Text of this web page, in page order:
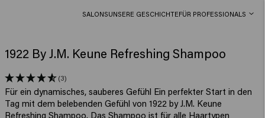
SALONSUNSERE GESCHICHTEFÜR PROFESSIONALS
1922 By J.M. Keune Refreshing Shampoo
(3)
Für ein dynamisches, sauberes Gefühl Ein perfekter Start in den
Tag mit dem belebenden Gefühl von 1922 by J.M. Keune
Refreshing Shampoo. Das Shampoo ist für alle Haartypen